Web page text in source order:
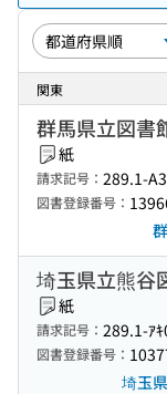
関東
群馬県立図書
紙
請求記号： 289.1-
図書登録番号：
埼玉県立熊谷
紙
請求記号： 289.1-ｱ
図書登録番号：
埼玉